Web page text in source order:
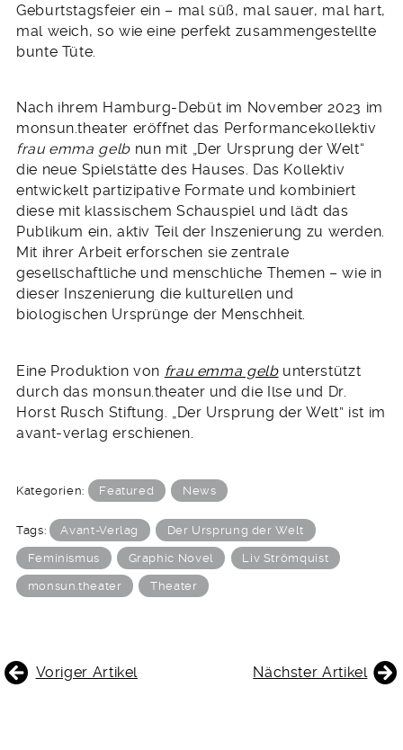
Geburtstagsfeier ein – mal süß, mal sauer, mal hart,
mal weich, so wie eine perfekt zusammengestellte
bunte Tüte.
Nach ihrem Hamburg-Debüt im November 2023 im
monsun.theater eröffnet das Performancekollektiv
frau emma gelbnun mit „Der Ursprung der Welt“
die neue Spielstätte des Hauses. Das Kollektiv
entwickelt partizipative Formate und kombiniert
diese mit klassischem Schauspiel und lädt das
Publikum ein, aktiv Teil der Inszenierung zu werden.
Mit ihrer Arbeit erforschen sie zentrale
gesellschaftliche und menschliche Themen – wie in
dieser Inszenierung die kulturellen und
biologischen Ursprünge der Menschheit.
Eine Produktion von frau emma gelbunterstützt
durch das monsun.theater und die Ilse und Dr.
Horst Rusch Stiftung. „Der Ursprung der Welt” ist im
avant-verlag erschienen.
Kategorien: Featured News
Tags: Avant-Verlag Der Ursprung der Welt
Feminismus Graphic Novel Liv Strömquist
monsun.theater Theater
BEITRAGSNAVIGATION
Voriger Artikel Nächster Artikel